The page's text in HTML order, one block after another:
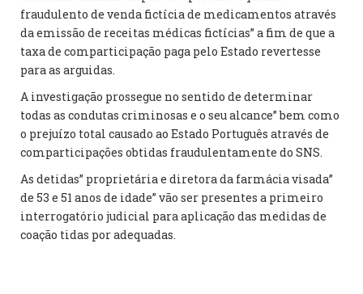
fraudulento de venda fictícia de medicamentos através
da emissão de receitas médicas fictícias” a fim de que a
taxa de comparticipação paga pelo Estado revertesse
para as arguidas.
A investigação prossegue no sentido de determinar
todas as condutas criminosas e o seu alcance” bem como
o prejuízo total causado ao Estado Português através de
comparticipações obtidas fraudulentamente do SNS.
As detidas” proprietária e diretora da farmácia visada”
de 53 e 51 anos de idade” vão ser presentes a primeiro
interrogatório judicial para aplicação das medidas de
coação tidas por adequadas.